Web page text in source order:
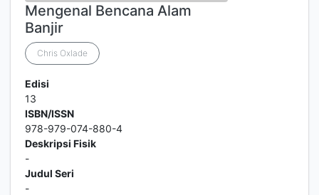
Mengenal Bencana Alam
Banjir
Chris Oxlade
Edisi
13
ISBN/ISSN
978-979-074-880-4
Deskripsi Fisik
-
Judul Seri
-